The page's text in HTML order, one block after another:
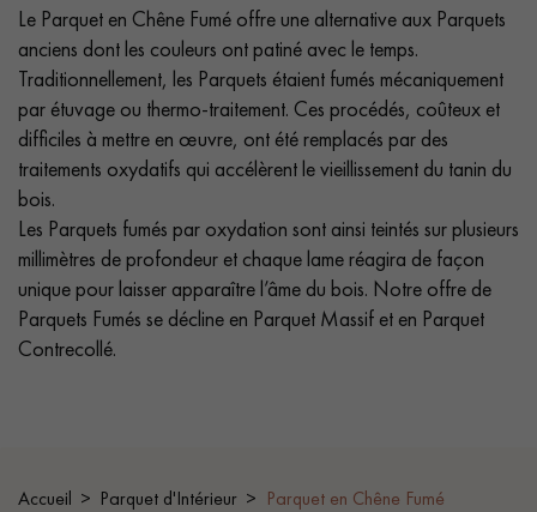
PARQUET MASSIF
PARQUET CONTRECOLLÉ -
FLOTTANT
SOL PLAQUÉ BOIS VERITABLES
PARQUETS À MOTIFS
TRADITIONNELS
PARQUET EN BOIS EXOTIQUE
PARQUET HUILÉ PARQUET EN BOIS BRUT
PARQUET VIEILLI PARQUET EN CHÊNE FUMÉ
Le Parquet en Chêne Fumé offre une alternative aux Parquets
anciens dont les couleurs ont patiné avec le temps.
Traditionnellement, les Parquets étaient fumés mécaniquement
par étuvage ou thermo-traitement. Ces procédés, coûteux et
difficiles à mettre en œuvre, ont été remplacés par des
traitements oxydatifs qui accélèrent le vieillissement du tanin du
bois.
Les Parquets fumés par oxydation sont ainsi teintés sur plusieurs
millimètres de profondeur et chaque lame réagira de façon
unique pour laisser apparaître l’âme du bois. Notre offre de
Parquets Fumés se décline en Parquet Massif et en Parquet
Contrecollé.
Accueil Parquet d'Intérieur Parquet en Chêne Fumé